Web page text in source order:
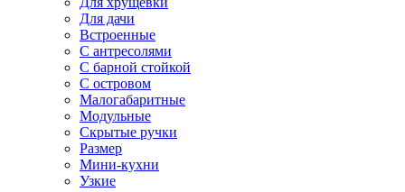
Для дачи
Встроенные
С антресолями
С барной стойкой
С островом
Малогабаритные
Модульные
Скрытые ручки
Размер
Мини-кухни
Узкие